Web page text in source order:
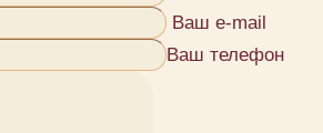
Ваш e-mail
Ваш телефон